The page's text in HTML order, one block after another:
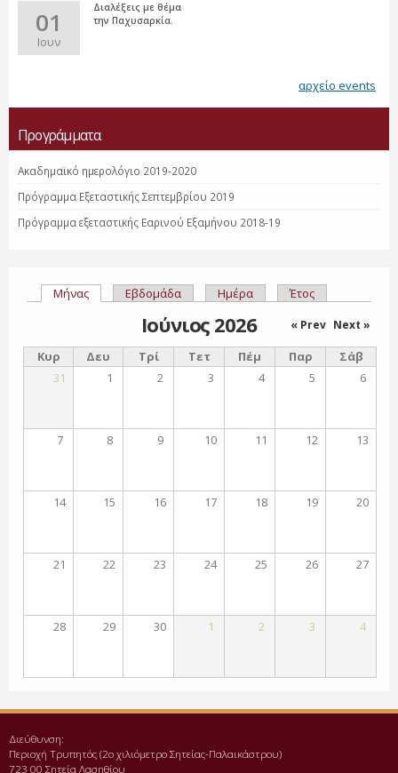
01
Ιουν
Διαλέξεις με θέμα
την Παχυσαρκία.
αρχείο events
Προγράμματα
Ακαδημαϊκό ημερολόγιο 2019-2020
Πρόγραμμα Εξεταστικής Σεπτεμβρίου 2019
Πρόγραμμα εξεταστικής Εαρινού Εξαμήνου 2018-19
Πρωτεύουσες καρτέλες
Μήνας(ενεργή καρτέλα)
Εβδομάδα Ημέρα Έτος
Ιούνιος 2026 « Prev Next »
Κυρ Δευ Τρί Τετ Πέμ Παρ
Σάβ
31
1 2 3 4 5 6
7 8 9 10 11 12 13
14 15 16 17 18 19 20
21 22 23 24 25 26 27
28 29 30 1 2 3 4
Διεύθυνση:
Περιοχή Τρυπητός (2o χιλιόμετρο Σητείας-Παλαικάστρου)
723 00 Σητεία Λασηθίου